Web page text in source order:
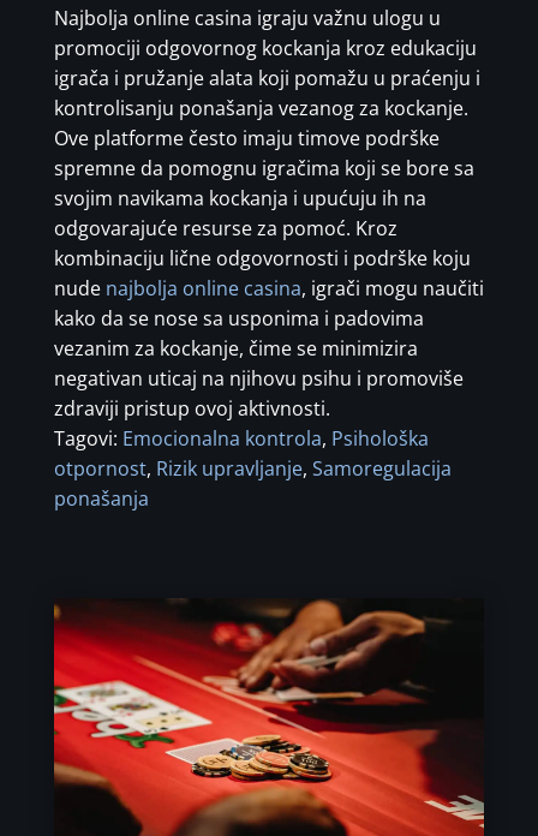
Najbolja online casina igraju važnu ulogu u
promociji odgovornog kockanja kroz edukaciju
igrača i pružanje alata koji pomažu u praćenju i
kontrolisanju ponašanja vezanog za kockanje.
Ove platforme često imaju timove podrške
spremne da pomognu igračima koji se bore sa
svojim navikama kockanja i upućuju ih na
odgovarajuće resurse za pomoć. Kroz
kombinaciju lične odgovornosti i podrške koju
nude najbolja online casina, igrači mogu naučiti
kako da se nose sa usponima i padovima
vezanim za kockanje, čime se minimizira
negativan uticaj na njihovu psihu i promoviše
zdraviji pristup ovoj aktivnosti.
Tagovi: Emocionalna kontrola, Psihološka
otpornost, Rizik upravljanje, Samoregulacija
ponašanja